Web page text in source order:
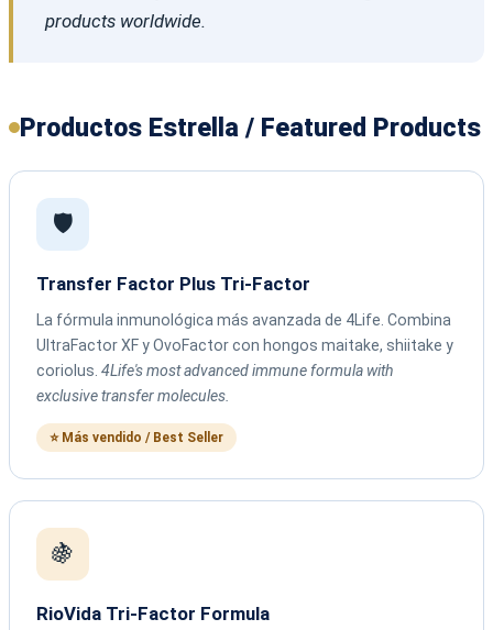
products worldwide.
Productos Estrella / Featured Products
🛡️
Transfer Factor Plus Tri-Factor
La fórmula inmunológica más avanzada de 4Life. Combina
UltraFactor XF y OvoFactor con hongos maitake, shiitake y
coriolus. 4Life's most advanced immune formula with
exclusive transfer molecules.
⭐ Más vendido / Best Seller
🍇
RioVida Tri-Factor Formula